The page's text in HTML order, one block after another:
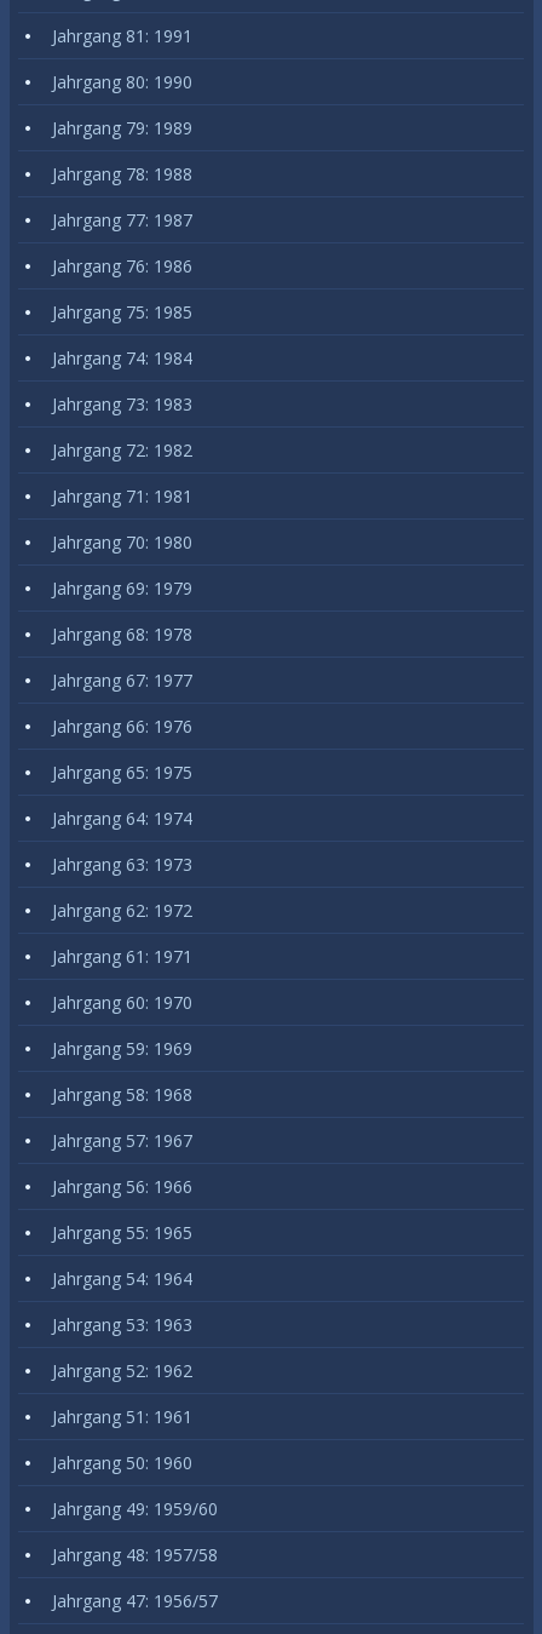
Jahrgang 81: 1991
Jahrgang 80: 1990
Jahrgang 79: 1989
Jahrgang 78: 1988
Jahrgang 77: 1987
Jahrgang 76: 1986
Jahrgang 75: 1985
Jahrgang 74: 1984
Jahrgang 73: 1983
Jahrgang 72: 1982
Jahrgang 71: 1981
Jahrgang 70: 1980
Jahrgang 69: 1979
Jahrgang 68: 1978
Jahrgang 67: 1977
Jahrgang 66: 1976
Jahrgang 65: 1975
Jahrgang 64: 1974
Jahrgang 63: 1973
Jahrgang 62: 1972
Jahrgang 61: 1971
Jahrgang 60: 1970
Jahrgang 59: 1969
Jahrgang 58: 1968
Jahrgang 57: 1967
Jahrgang 56: 1966
Jahrgang 55: 1965
Jahrgang 54: 1964
Jahrgang 53: 1963
Jahrgang 52: 1962
Jahrgang 51: 1961
Jahrgang 50: 1960
Jahrgang 49: 1959/60
Jahrgang 48: 1957/58
Jahrgang 47: 1956/57